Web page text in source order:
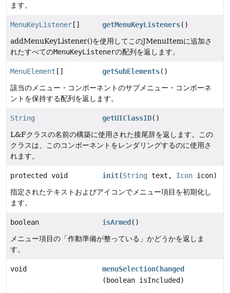
ます。
MenuKeyListener [] getMenuKeyListeners()
addMenuKeyListener()を使用してこのJMenuItemに追加さ
れたすべてのMenuKeyListenerの配列を返します。
MenuElement [] getSubElements()
該当のメニュー・コンポーネントのサブメニュー・コンポーネ
ントを保持する配列を返します。
String getUIClassID()
L&Fクラスの名前の構築に使用された接尾辞を返します。この
クラスは、このコンポーネントをレンダリングするのに使用さ
れます。
protected void init(String text, Icon icon)
指定されたテキストおよびアイコンでメニュー項目を初期化し
ます。
boolean isArmed ()
メニュー項目の「作動準備が整っている」かどうかを返しま
す。
void
menuSelectionChanged
(boolean isIncluded)